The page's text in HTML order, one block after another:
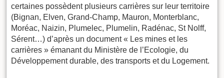
certaines possèdent plusieurs carrières sur leur territoire
(Bignan, Elven, Grand-Champ, Mauron, Monterblanc,
Moréac, Naizin, Plumelec, Plumelin, Radénac, St Nolff,
Sérent…) d’après un document « Les mines et les
carrières » émanant du Ministère de l’Ecologie, du
Développement durable, des transports et du Logement.